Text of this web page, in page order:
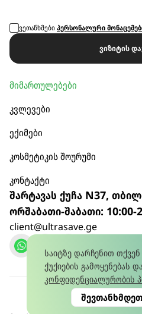
საიტზე დარჩენით
ქუქიების გამოყენებას და
კონფიდენციალურობის
შევთანხმდეთ
ვეთანხმებიპერსონალური
ვიზიტის
მიმართულებები
კვლევები
ექიმები
კოსმეტიკის შოურუმი
კონტაქტი
შარტავას ქუჩა N37,
ორშაბათი-შაბათი: 10:00-
client@ultrasave.ge
წლის 15 იანვრის